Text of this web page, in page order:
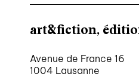
art&fiction,
Avenue de France 16
1004 Lausanne